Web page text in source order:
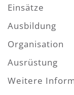
Einsätze
Ausbildung
Organisation
Ausrüstung
Weitere